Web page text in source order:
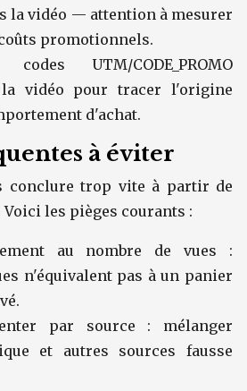
la vidéo — attention à mesurer
promotionnels.
UTM/CODE_PROMO
vidéo pour tracer l'origine
d'achat.
à éviter
conclure trop vite à partir de
les pièges courants :
au nombre de vues :
n'équivalent pas à un panier
par source : mélanger
et autres sources fausse